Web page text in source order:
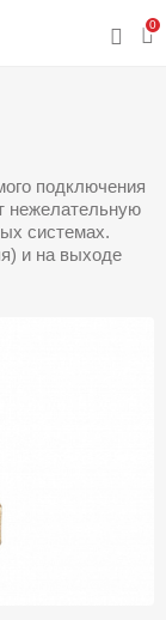
0
подключения
нежелательную
системах.
и на выходе